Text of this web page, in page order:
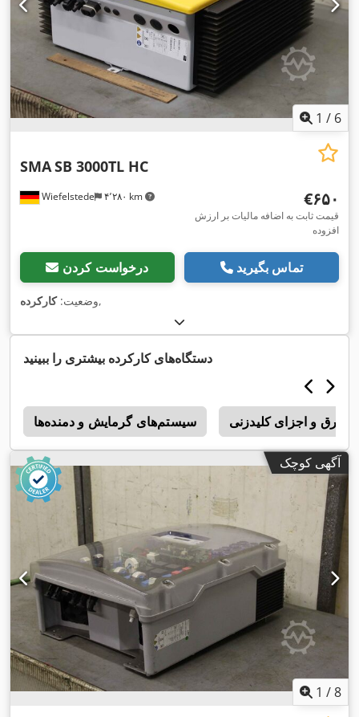
1 / 6
Wiefelstede ۴٬۲۸۰ km
SMASB 3000TL HC
‎€۶۵۰
قیمت ثابت به اضافه مالیات بر ارزش
افزوده
درخواست کردن تماس بگیرید
وضعیت:کارکرده ,
دستگاه‌های کارکرده بیشتری را ببینید
سیستم‌های گرمایش و دمنده‌ها برق و اجزای کلیدزنی
آگهی کوچک
1 /8